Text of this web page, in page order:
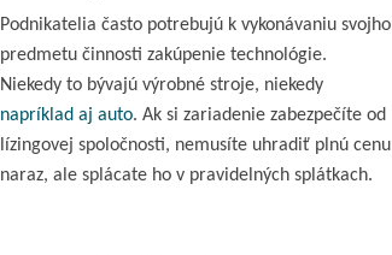
Podnikatelia často potrebujú k vykonávaniu svojho
predmetu činnosti zakúpenie technológie.
Niekedy to bývajú výrobné stroje, niekedy
napríklad aj auto. Ak si zariadenie zabezpečíte od
lízingovej spoločnosti, nemusíte uhradiť plnú cenu
naraz, ale splácate ho v pravidelných splátkach.